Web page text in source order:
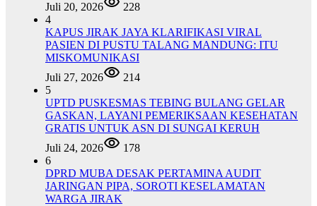
Juli 20, 2026
228
4
KAPUS JIRAK JAYA KLARIFIKASI VIRAL
PASIEN DI PUSTU TALANG MANDUNG: ITU
MISKOMUNIKASI
Juli 27, 2026
214
5
UPTD PUSKESMAS TEBING BULANG GELAR
GASKAN, LAYANI PEMERIKSAAN KESEHATAN
GRATIS UNTUK ASN DI SUNGAI KERUH
Juli 24, 2026
178
6
DPRD MUBA DESAK PERTAMINA AUDIT
JARINGAN PIPA, SOROTI KESELAMATAN
WARGA JIRAK